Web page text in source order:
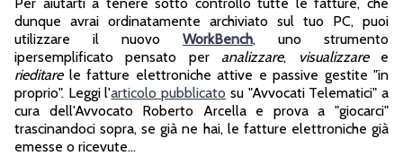
dunque avrai ordinatamente archiviato sul tuo PC, puoi
utilizzare il nuovo WorkBench, uno strumento
ipersemplificato pensato peranalizzare, visualizzaree
rieditarele fatture elettroniche attive e passive gestite "in
proprio". Leggi l'articolo pubblicato su "Avvocati Telematici" a
cura dell'Avvocato Roberto Arcella e prova a "giocarci"
trascinandoci sopra, se già ne hai, le fatture elettroniche già
emesse o ricevute...